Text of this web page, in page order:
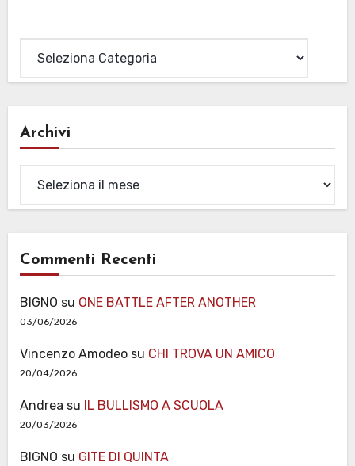
Archivi
Commenti Recenti
BIGNO su ONE BATTLE AFTER ANOTHER
03/06/2026
Vincenzo Amodeosu CHI TROVA UN AMICO
20/04/2026
Andrea su IL BULLISMO A SCUOLA
20/03/2026
BIGNO su GITE DI QUINTA